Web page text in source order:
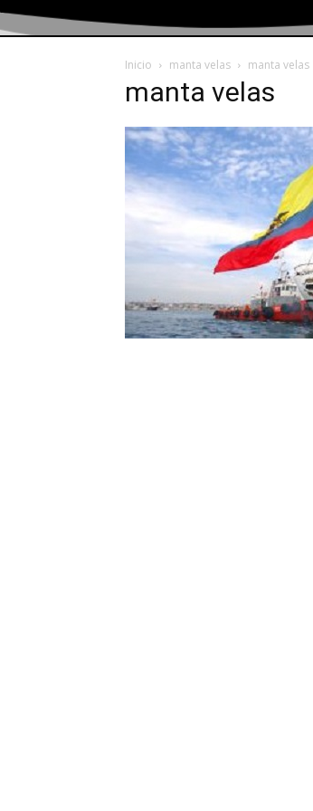
Inicio manta velas manta velas
manta velas